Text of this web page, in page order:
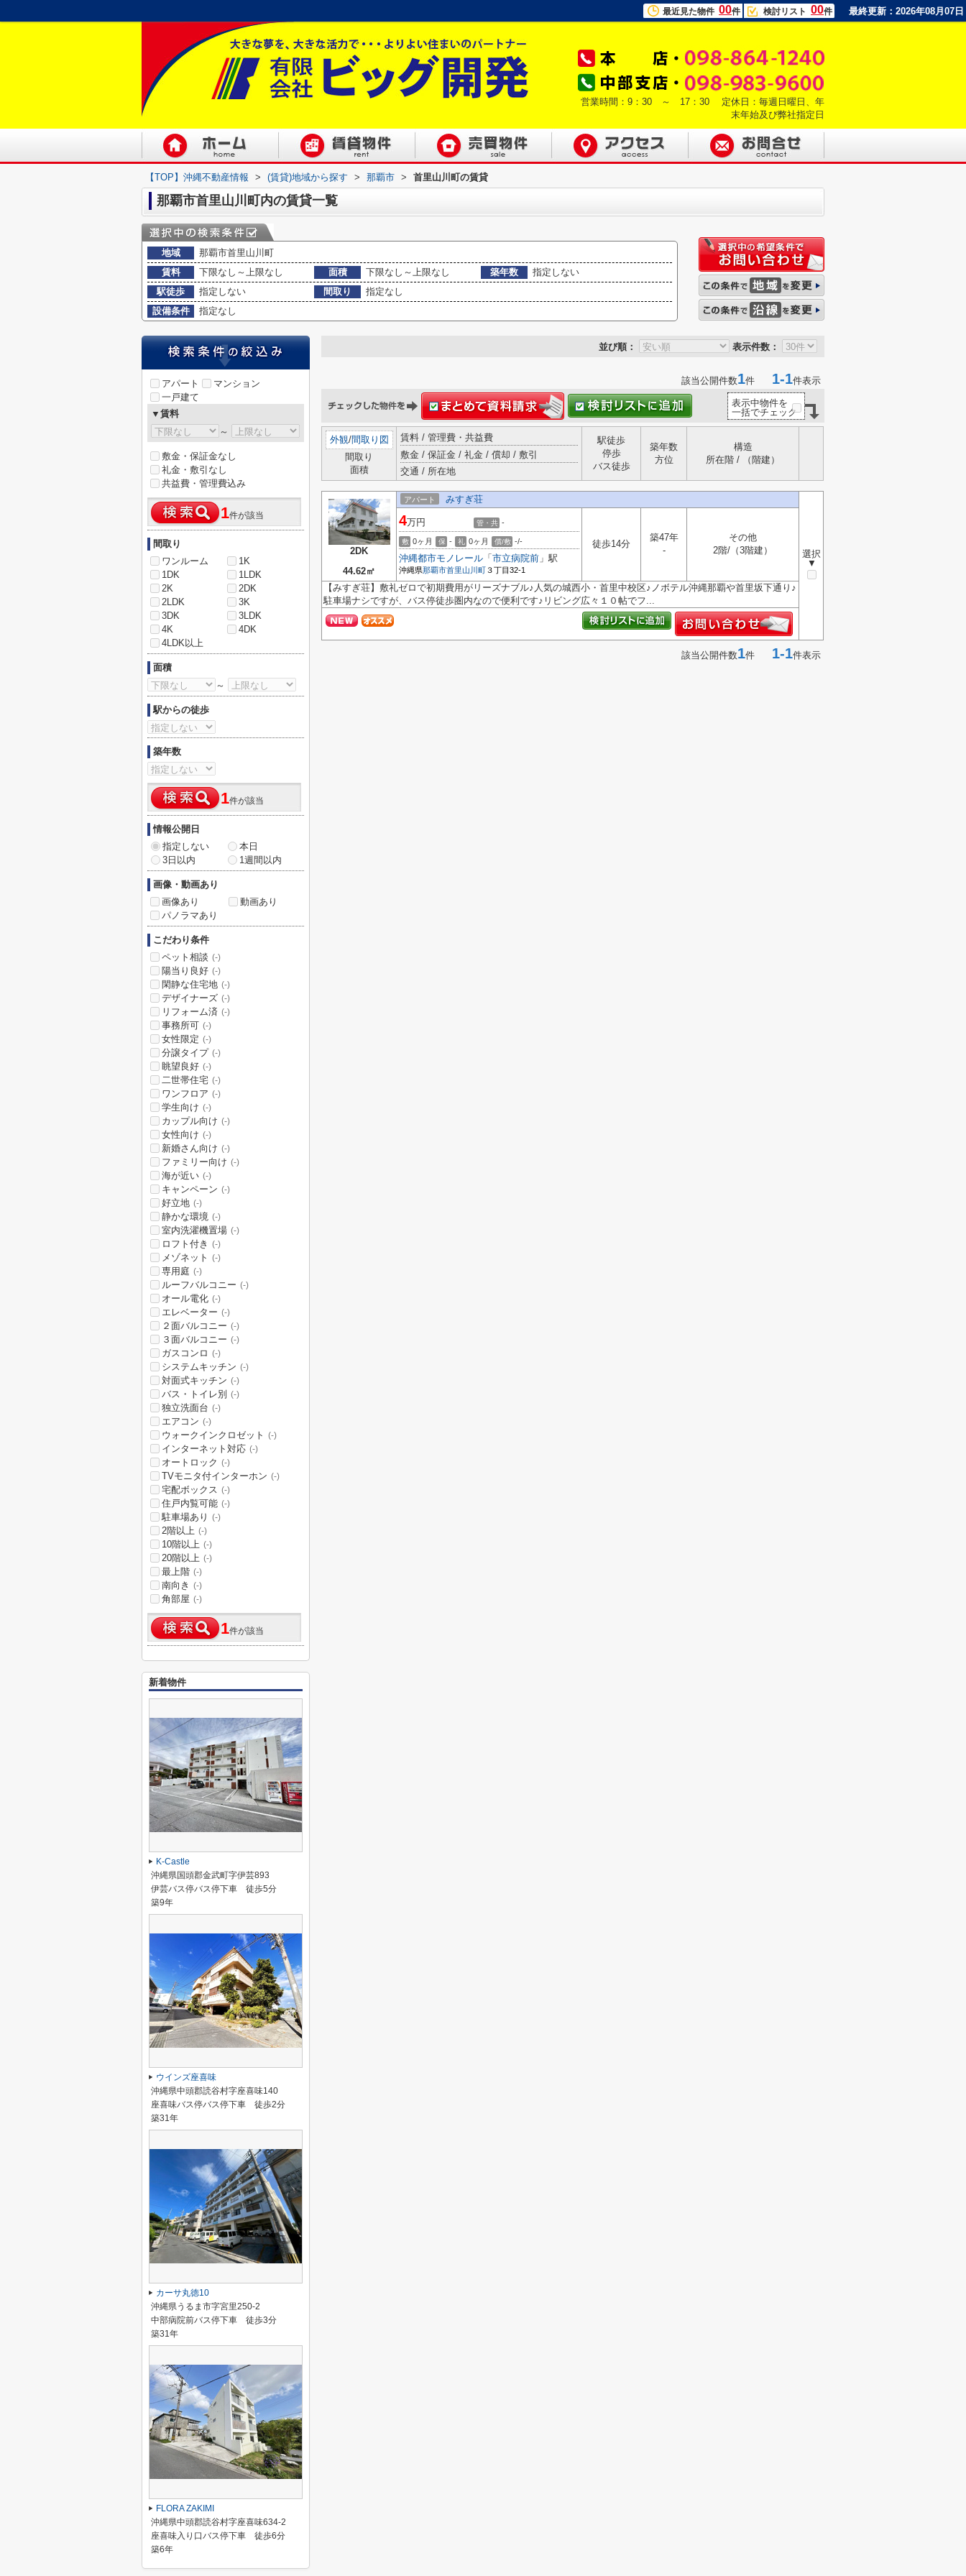
最近見た物件 00件 検討リスト 00件 最終更新：2026年08月07日
営業時間：9：30 ～ 17：30 定休日：毎週日曜日、年
末年始及び弊社指定日
【TOP】沖縄不動産情報 > (賃貸)地域から探す > 那覇市 > 首里山川町の賃貸
那覇市首里山川町内の賃貸一覧
地域
那覇市首里山川町
賃料
下限なし～上限なし 面積 下限なし～上限なし 築年数
指定しない
駅徒歩
指定しない 間取り
指定なし
設備条件
指定なし
並び順： 表示件数：
該当公開件数1件 1-1件表示
表示中物件を
一括でチェック
外観/間取り図
間取り
面積
賃料 / 管理費・共益費
敷金 / 保証金 / 礼金 / 償却 / 敷引
交通 / 所在地
駅徒歩
停歩
バス徒歩
築年数
方位
構造
所在階 / （階建）
2DK
44.62㎡
アパート みすぎ荘
選択
▼
4万円 管・共 -
敷 0ヶ月 保 - 礼 0ヶ月 償/敷 -/-
沖縄都市モノレール 「 市立病院前 」駅
沖縄県那覇市首里山川町３丁目32-1
徒歩14分
築47年
-
その他
2階/（3階建）
【みすぎ荘】敷礼ゼロで初期費用がリーズナブル♪人気の城西小・首里中校区♪ノボテル沖縄那覇や首里坂下通り♪
駐車場ナシですが、バス停徒歩圏内なので便利です♪リビング広々１０帖でフ...
該当公開件数1件 1-1件表示
アパート
マンション
一戸建て
▼賃料
～
敷金・保証金なし
礼金・敷引なし
共益費・管理費込み
1件が該当
間取り
ワンルーム
1K
1DK
1LDK
2K
2DK
2LDK
3K
3DK
3LDK
4K
4DK
4LDK以上
面積
～
駅からの徒歩
築年数
1件が該当
情報公開日
指定しない
本日
3日以内
1週間以内
画像・動画あり
画像あり
動画あり
パノラマあり
こだわり条件
ペット相談 (-)
陽当り良好 (-)
閑静な住宅地 (-)
デザイナーズ (-)
リフォーム済 (-)
事務所可 (-)
女性限定 (-)
分譲タイプ (-)
眺望良好 (-)
二世帯住宅 (-)
ワンフロア (-)
学生向け (-)
カップル向け (-)
女性向け (-)
新婚さん向け (-)
ファミリー向け (-)
海が近い (-)
キャンペーン (-)
好立地 (-)
静かな環境 (-)
室内洗濯機置場 (-)
ロフト付き (-)
メゾネット (-)
専用庭 (-)
ルーフバルコニー (-)
オール電化 (-)
エレベーター (-)
２面バルコニー (-)
３面バルコニー (-)
ガスコンロ (-)
システムキッチン (-)
対面式キッチン (-)
バス・トイレ別 (-)
独立洗面台 (-)
エアコン (-)
ウォークインクロゼット (-)
インターネット対応 (-)
オートロック (-)
TVモニタ付インターホン (-)
宅配ボックス (-)
住戸内覧可能 (-)
駐車場あり (-)
2階以上 (-)
10階以上 (-)
20階以上 (-)
最上階 (-)
南向き (-)
角部屋 (-)
1件が該当
新着物件
K-Castle
沖縄県国頭郡金武町字伊芸893
伊芸バス停バス停下車 徒歩5分
築9年
ウインズ座喜味
沖縄県中頭郡読谷村字座喜味140
座喜味バス停バス停下車 徒歩2分
築31年
カーサ丸徳10
沖縄県うるま市字宮里250-2
中部病院前バス停下車 徒歩3分
築31年
FLORA ZAKIMI
沖縄県中頭郡読谷村字座喜味634-2
座喜味入り口バス停下車 徒歩6分
築6年